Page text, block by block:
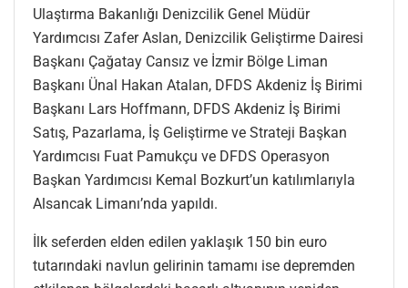
Ulaştırma Bakanlığı Denizcilik Genel Müdür
Yardımcısı Zafer Aslan, Denizcilik Geliştirme Dairesi
Başkanı Çağatay Cansız ve İzmir Bölge Liman
Başkanı Ünal Hakan Atalan, DFDS Akdeniz İş Birimi
Başkanı Lars Hoffmann, DFDS Akdeniz İş Birimi
Satış, Pazarlama, İş Geliştirme ve Strateji Başkan
Yardımcısı Fuat Pamukçu ve DFDS Operasyon
Başkan Yardımcısı Kemal Bozkurt’un katılımlarıyla
Alsancak Limanı’nda yapıldı.
İlk seferden elden edilen yaklaşık 150 bin euro
tutarındaki navlun gelirinin tamamı ise depremden